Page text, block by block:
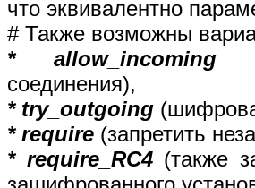
что эквивалентно
# Также возможны
* allow_incoming
соединения),
* try_outgoing
* require (запретить
* require_RC4(также